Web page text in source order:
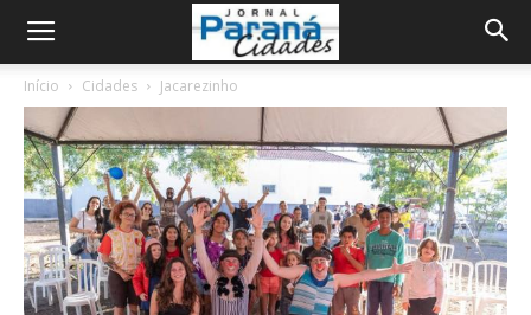
Início Cidades Jacarezinho